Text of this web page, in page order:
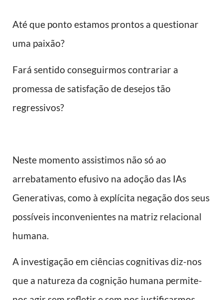
Até que ponto estamos prontos a questionar
uma paixão?
Fará sentido conseguirmos contrariar a
promessa de satisfação de desejos tão
regressivos?
Neste momento assistimos não só ao
arrebatamento efusivo na adoção das IAs
Generativas, como à explícita negação dos seus
possíveis inconvenientes na matriz relacional
humana.
A investigação em ciências cognitivas diz-nos
que a natureza da cognição humana permite-